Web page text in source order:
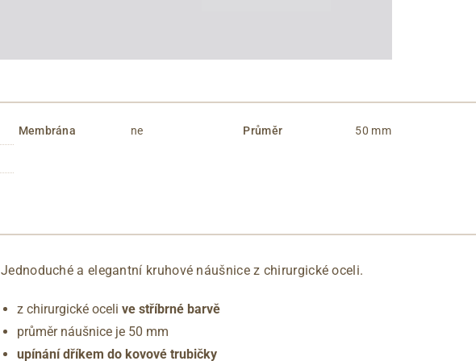
Membrána ne Průměr 50 mm
Jednoduché a elegantní kruhové náušnice z chirurgické oceli.
z chirurgické oceli ve stříbrné barvě
průměr náušnice je 50 mm
upínání dříkem do kovové trubičky